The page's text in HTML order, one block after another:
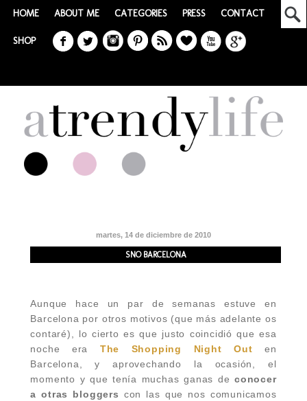
HOME ABOUT ME CATEGORIES PRESS CONTACT
SHOP
martes, 14 de diciembre de 2010
SNO BARCELONA
Aunque hace un par de semanas estuve en
Barcelona por otros motivos (que más adelante os
contaré), lo cierto es que justo coincidió que esa
noche era The Shopping Night Out en
Barcelona, y aprovechando la ocasión, el
momento y que tenía muchas ganas deconocer
a otras bloggers con las que nos comunicamos